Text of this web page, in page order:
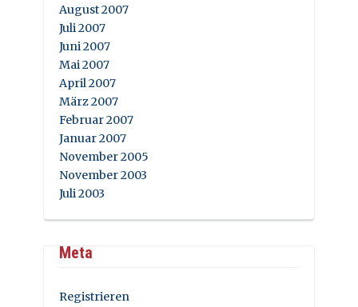
August 2007
Juli 2007
Juni 2007
Mai 2007
April 2007
März 2007
Februar 2007
Januar 2007
November 2005
November 2003
Juli 2003
Meta
Registrieren